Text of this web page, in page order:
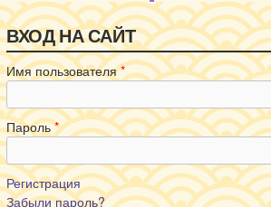
ВХОД НА САЙТ
Имя пользователя*
Пароль*
Регистрация
Забыли пароль?